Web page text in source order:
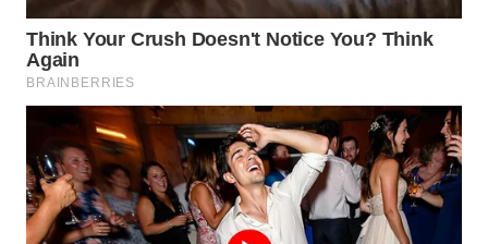
WN
NIAS
WN
LANGKAT
WN
TAPANULI
SELATAN